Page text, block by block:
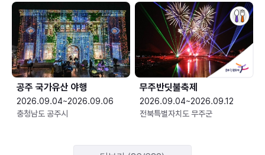
공주 국가유산 야행
2026.09.04~2026.09.06
충청남도 공주시
무주반딧불축제
2026.09.04~2026.09.12
전북특별자치도 무주군